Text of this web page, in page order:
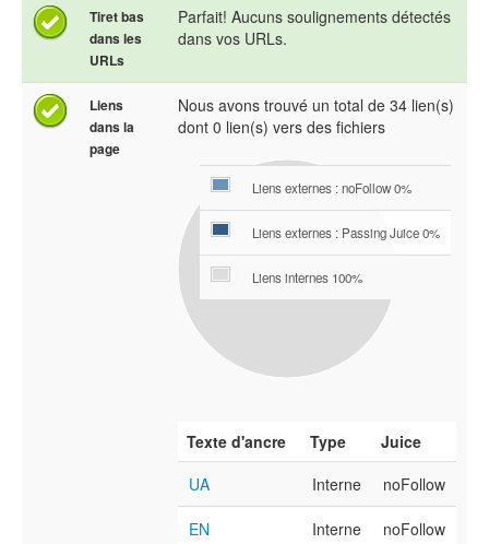
Tiret bas
dans les
URLs
Parfait! Aucuns soulignements détectés
dans vos URLs.
Liens
dans la
page
Nous avons trouvé un total de 34 lien(s)
dont 0 lien(s) vers des fichiers
Liens externes : noFollow 0%
Liens externes : Passing Juice 0%
Liens internes 100%
Texte d'ancre Type
Juice
UA
Interne noFollow
EN Interne noFollow